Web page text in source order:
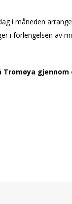
i måneden
i forlengelsen av